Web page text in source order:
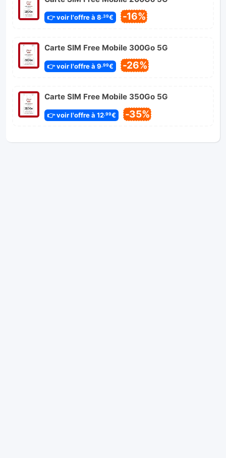
👉 voir l'offre à 8 ,39€ -16%
Carte SIM Free Mobile 300Go 5G
👉 voir l'offre à 9 ,99€ -26%
Carte SIM Free Mobile 350Go 5G
👉 voir l'offre à 12,99€ -35%